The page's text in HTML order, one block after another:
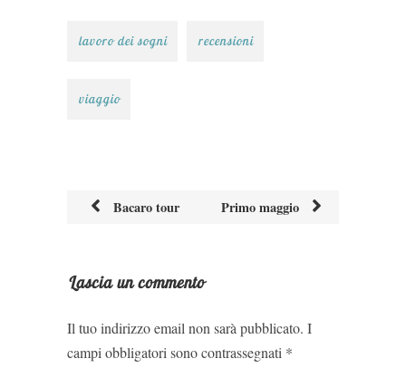
lavoro dei sogni recensioni
viaggio
navigation
Bacaro tour Primo maggio
Lascia un commento
Il tuo indirizzo email non sarà pubblicato. I
campi obbligatori sono contrassegnati *